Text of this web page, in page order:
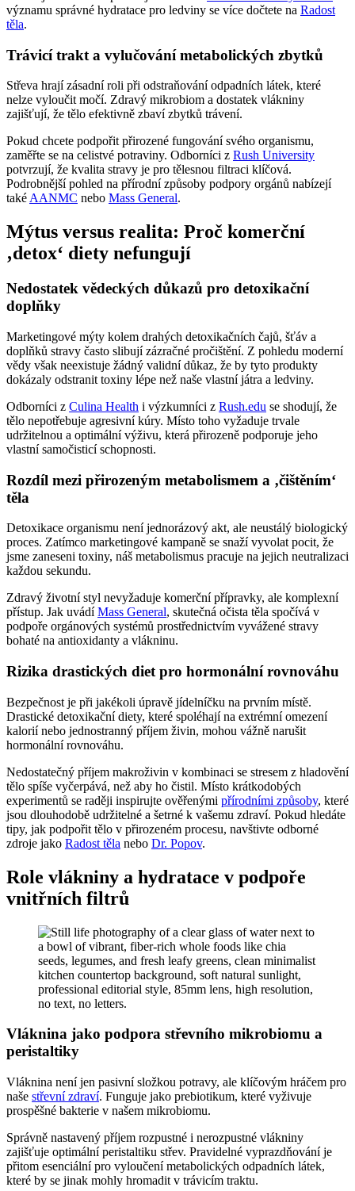
významu správné hydratace pro ledviny se více dočtete na Radost
těla.
Trávicí trakt a vylučování metabolických zbytků
Střeva hrají zásadní roli při odstraňování odpadních látek, které
nelze vyloučit močí. Zdravý mikrobiom a dostatek vlákniny
zajišťují, že tělo efektivně zbaví zbytků trávení.
Pokud chcete podpořit přirozené fungování svého organismu,
zaměřte se na celistvé potraviny. Odborníci z Rush University
potvrzují, že kvalita stravy je pro tělesnou filtraci klíčová.
Podrobnější pohled na přírodní způsoby podpory orgánů nabízejí
takéAANMC nebo Mass General.
Mýtus versus realita: Proč komerční
‚detox‘ diety nefungují
Nedostatek vědeckých důkazů pro detoxikační
doplňky
Marketingové mýty kolem drahých detoxikačních čajů, šťáv a
doplňků stravy často slibují zázračné pročištění. Z pohledu moderní
vědy však neexistuje žádný validní důkaz, že by tyto produkty
dokázaly odstranit toxiny lépe než naše vlastní játra a ledviny.
Odborníci z Culina Health i výzkumníci z Rush.edu se shodují, že
tělo nepotřebuje agresivní kúry. Místo toho vyžaduje trvale
udržitelnou a optimální výživu, která přirozeně podporuje jeho
vlastní samočisticí schopnosti.
Rozdíl mezi přirozeným metabolismem a ‚čištěním‘
těla
Detoxikace organismu není jednorázový akt, ale neustálý biologický
proces. Zatímco marketingové kampaně se snaží vyvolat pocit, že
jsme zaneseni toxiny, náš metabolismus pracuje na jejich neutralizaci
každou sekundu.
Zdravý životní styl nevyžaduje komerční přípravky, ale komplexní
přístup. Jak uvádí Mass General, skutečná očista těla spočívá v
podpoře orgánových systémů prostřednictvím vyvážené stravy
bohaté na antioxidanty a vlákninu.
Rizika drastických diet pro hormonální rovnováhu
Bezpečnost je při jakékoli úpravě jídelníčku na prvním místě.
Drastické detoxikační diety, které spoléhají na extrémní omezení
kalorií nebo jednostranný příjem živin, mohou vážně narušit
hormonální rovnováhu.
Nedostatečný příjem makroživin v kombinaci se stresem z hladovění
tělo spíše vyčerpává, než aby ho čistil. Místo krátkodobých
experimentů se raději inspirujte ověřenými přírodními způsoby, které
jsou dlouhodobě udržitelné a šetrné k vašemu zdraví. Pokud hledáte
tipy, jak podpořit tělo v přirozeném procesu, navštivte odborné
zdroje jako Radost těla nebo Dr. Popov.
Role vlákniny a hydratace v podpoře
vnitřních filtrů
Vláknina jako podpora střevního mikrobiomu a
peristaltiky
Vláknina není jen pasivní složkou potravy, ale klíčovým hráčem pro
naše střevní zdraví. Funguje jako prebiotikum, které vyživuje
prospěšné bakterie v našem mikrobiomu.
Správně nastavený příjem rozpustné i nerozpustné vlákniny
zajišťuje optimální peristaltiku střev. Pravidelné vyprazdňování je
přitom esenciální pro vyloučení metabolických odpadních látek,
které by se jinak mohly hromadit v trávicím traktu.